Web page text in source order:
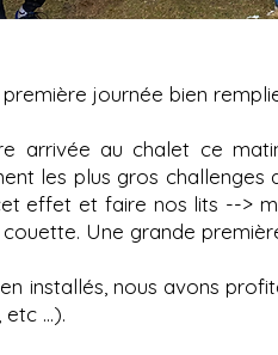
journée bien
arrivée au chalet ce
les plus gros challenges
effet et faire nos lits -->
Une grande
installés, nous avons
...).